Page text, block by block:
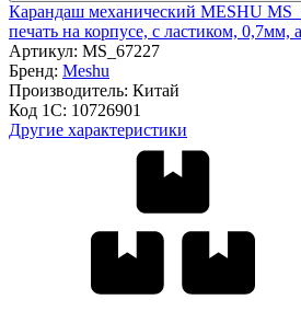
Карандаш механический MESHU
печать на корпусе, с ластиком, 0,7мм,
Артикул: MS_67227
Бренд: Meshu
Производитель: Китай
Код 1С: 10726901
Другие характеристики